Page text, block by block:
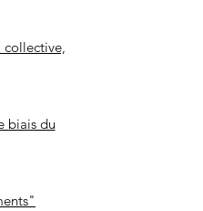
collective,
biais du